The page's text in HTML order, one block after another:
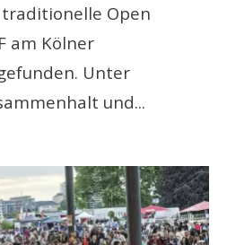
traditionelle Open
am Kölner
Unter
und...